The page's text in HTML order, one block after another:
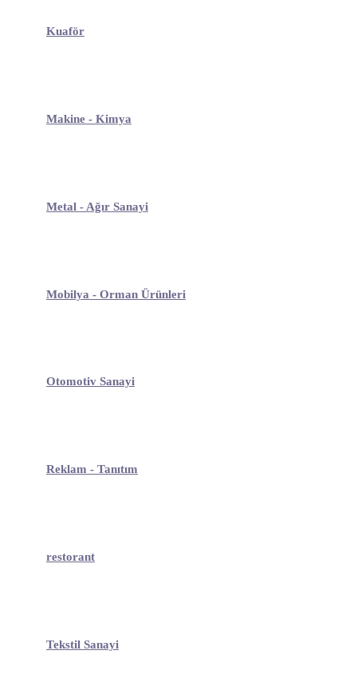
Kuaför
Makine - Kimya
Metal - Ağır Sanayi
Mobilya - Orman Ürünleri
Otomotiv Sanayi
Reklam - Tanıtım
restorant
Tekstil Sanayi